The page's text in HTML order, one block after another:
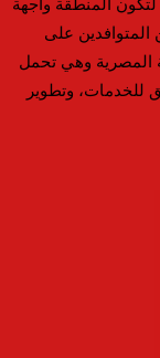
المنطقة واجهة
المتوافدين على
المصرية وهي تحمل
وتطوير